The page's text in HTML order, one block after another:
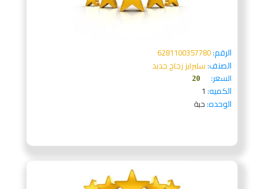
الرقم:6281100357780
الصنف:سلبرايز زجاج جديد
السعر:
20
الكميه: 1
الوحده:حبة